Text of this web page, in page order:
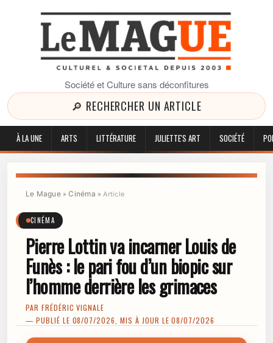
Société et Culture sans déconfitures
🔎 RECHERCHER UN ARTICLE
À LA UNE ARTS LITTÉRATURE JULIETTE'S ART SOCIÉTÉ
Le Mague»Cinéma »Article
CINÉMA
Pierre Lottin va incarner Louis de
Funès : le pari fou d’un biopic sur
l’homme derrière les grimaces
PAR FRÉDÉRIC VIGNALE
— PUBLIÉ LE 08/07/2026, MIS À JOUR LE 08/07/2026